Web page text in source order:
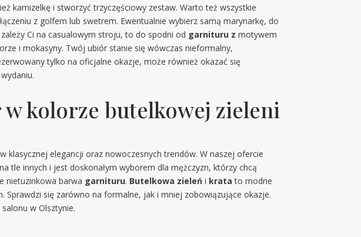
kamizelkę i stworzyć trzyczęściowy zestaw. Warto też wszystkie
z golfem lub swetrem. Ewentualnie wybierz samą marynarkę, do
Ci na casualowym stroju, to do spodni od garnituru zmotywem
i mokasyny. Twój ubiór stanie się wówczas nieformalny,
tylko na oficjalne okazje, może również okazać się
kolorze butelkowej zieleni
klasycznej elegancji oraz nowoczesnych trendów. W naszej ofercie
tle innych i jest doskonałym wyborem dla mężczyzn, którzy chcą
nietuzinkowa barwa garnituru. Butelkowa zieleń i krata to modne
się zarówno na formalne, jak i mniej zobowiązujące okazje.
w Olsztynie.